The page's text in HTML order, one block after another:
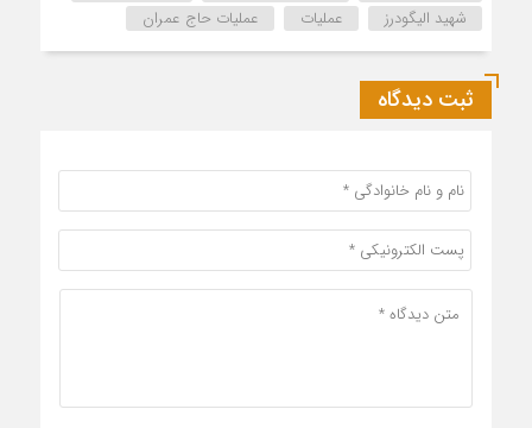
شهید الیگودرز
عملیات عملیات حاج عمران
ثبت دیدگاه